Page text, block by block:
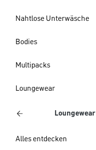
Nahtlose Unterwäsche
Bodies
Multipacks
Loungewear
Loungewear
Alles entdecken